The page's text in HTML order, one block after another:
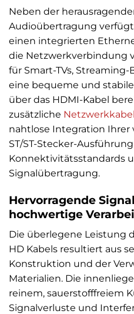
Neben der
Audioübertragung
einen integrierten
die Netzwerkverbindung
für Smart-TVs,
eine bequeme und
über das HDMI-Kabel
zusätzliche Netzwerkkabel
nahtlose Integration Ihrer
ST/ST-Stecker-
Konnektivitätsstandards
Signalübertragung.
Hervorragende
hochwertige
Die überlegene Leistung
HD Kabels resultiert aus
Konstruktion und der
Materialien. Die
reinem, sauerstofffreiem
Signalverluste und